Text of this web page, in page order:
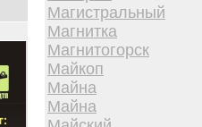
Магистральный
Магнитка
Магнитогорск
Майкоп
Майна
Майна